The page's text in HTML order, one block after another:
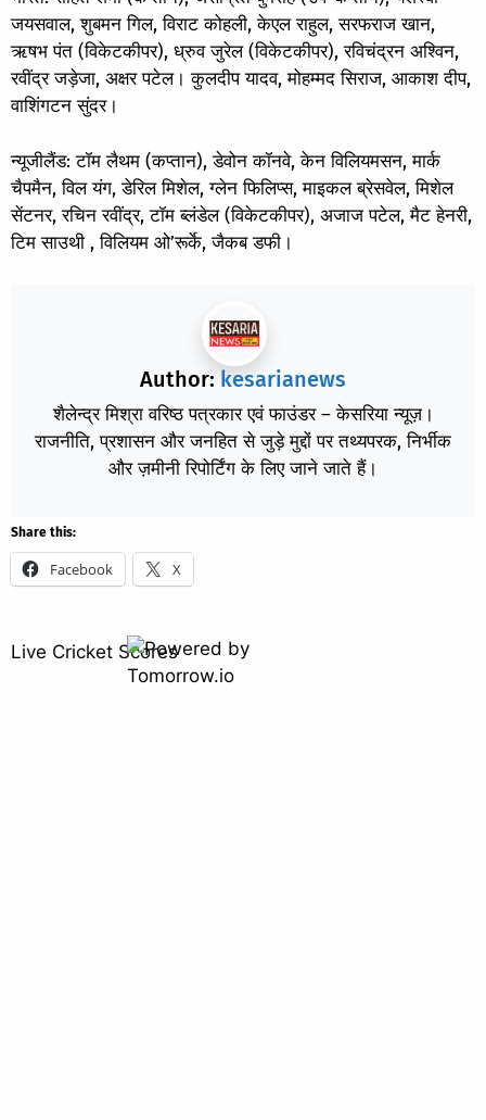
जयसवाल, शुबमन गिल, विराट कोहली, केएल राहुल, सरफराज खान,
ऋषभ पंत (विकेटकीपर), ध्रुव जुरेल (विकेटकीपर), रविचंद्रन अश्विन,
रवींद्र जड़ेजा, अक्षर पटेल। कुलदीप यादव, मोहम्मद सिराज, आकाश दीप,
वाशिंगटन सुंदर।
न्यूजीलैंड: टॉम लैथम (कप्तान), डेवोन कॉनवे, केन विलियमसन, मार्क
चैपमैन, विल यंग, डेरिल मिशेल, ग्लेन फिलिप्स, माइकल ब्रेसवेल, मिशेल
सेंटनर, रचिन रवींद्र, टॉम ब्लंडेल (विकेटकीपर), अजाज पटेल, मैट हेनरी,
टिम साउथी , विलियम ओ’रूर्के, जैकब डफी।
Author: kesarianews
शैलेन्द्र मिश्रा वरिष्ठ पत्रकार एवं फाउंडर – केसरिया न्यूज़।
राजनीति, प्रशासन और जनहित से जुड़े मुद्दों पर तथ्यपरक, निर्भीक
और ज़मीनी रिपोर्टिंग के लिए जाने जाते हैं।
Share this:
Facebook X
Live Cricket Scores